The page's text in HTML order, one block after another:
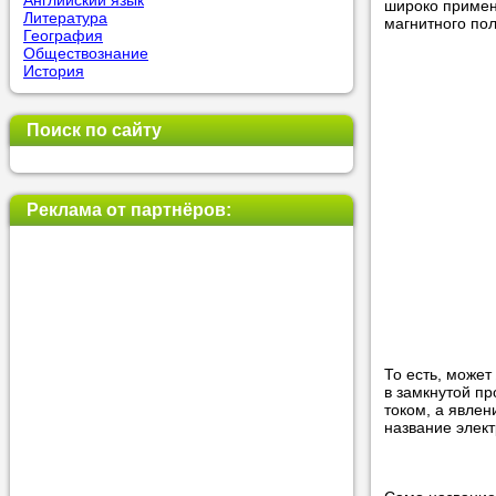
Мы
Литература
География
Обществознание
История
Поиск по сайту
Реклама от партнёров:
широко
магнитного
То есть, может
в замкнутой
током, а
название